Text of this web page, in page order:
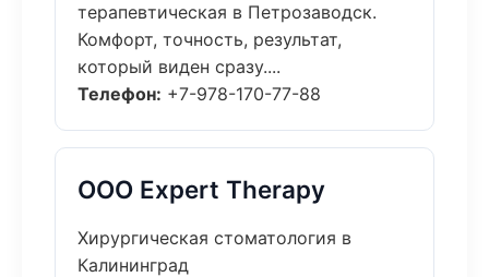
терапевтическая в Петрозаводск.
Комфорт, точность, результат,
который виден сразу....
Телефон: +7-978-170-77-88
ООО Expert Therapy
Хирургическая стоматология в
Калининград